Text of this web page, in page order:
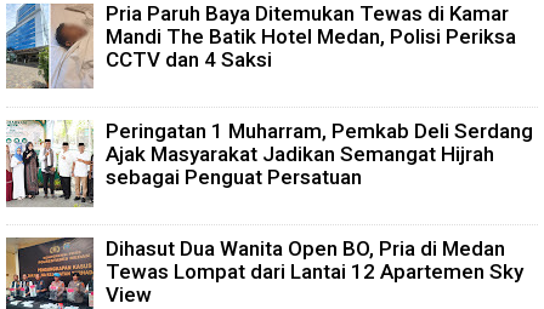
Pria Paruh Baya Ditemukan Tewas di Kamar
Mandi The Batik Hotel Medan, Polisi Periksa
CCTV dan 4 Saksi
Peringatan 1 Muharram, Pemkab Deli Serdang
Ajak Masyarakat Jadikan Semangat Hijrah
sebagai Penguat Persatuan
Dihasut Dua Wanita Open BO, Pria di Medan
Tewas Lompat dari Lantai 12 Apartemen Sky
View